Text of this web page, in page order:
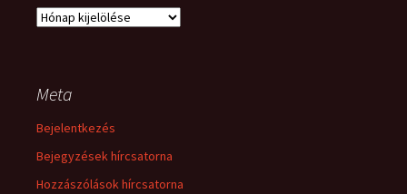
Archívum
Meta
Bejelentkezés
Bejegyzések hírcsatorna
Hozzászólások hírcsatorna